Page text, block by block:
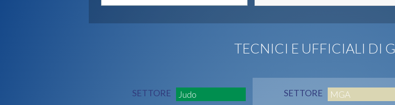
TECNICI E UFFICIALI DI
SETTORE
Judo
SETTORE
MGA